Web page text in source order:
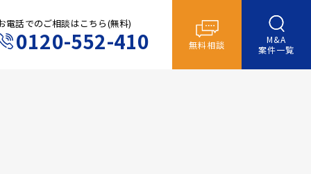
電話でのご相談はこちら(無料)
0120-552-410 無料相談
M&A
案件一覧